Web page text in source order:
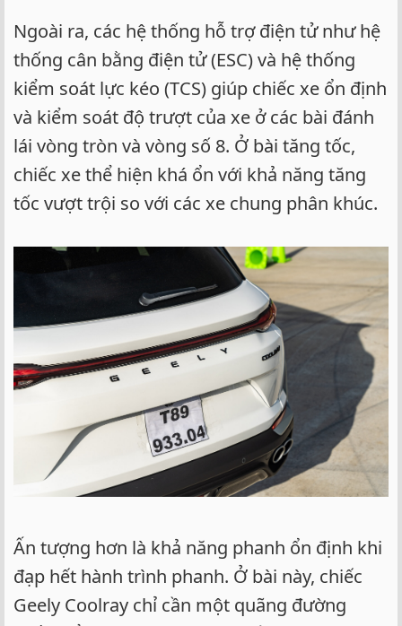
Ngoài ra, các hệ thống hỗ trợ điện tử như hệ
thống cân bằng điện tử (ESC) và hệ thống
kiểm soát lực kéo (TCS) giúp chiếc xe ổn định
và kiểm soát độ trượt của xe ở các bài đánh
lái vòng tròn và vòng số 8. Ở bài tăng tốc,
chiếc xe thể hiện khá ổn với khả năng tăng
tốc vượt trội so với các xe chung phân khúc.
Ấn tượng hơn là khả năng phanh ổn định khi
đạp hết hành trình phanh. Ở bài này, chiếc
Geely Coolray chỉ cần một quãng đường